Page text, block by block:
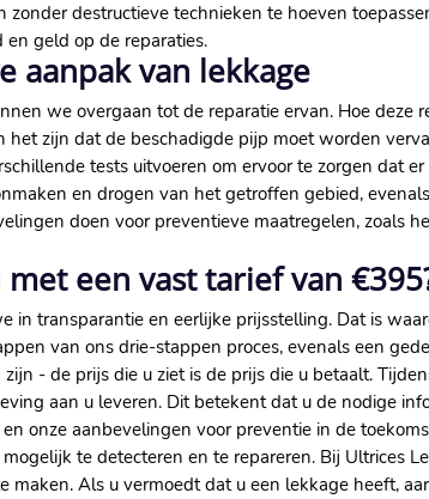
destructieve technieken te hoeven
geld op de reparaties.
aanpak van lekkage
we overgaan tot de reparatie ervan. Hoe
het zijn dat de beschadigde pijp moet worden
tests uitvoeren om ervoor te zorgen dat
en drogen van het getroffen gebied,
doen voor preventieve maatregelen, zoals
een vast tarief van
in transparantie en eerlijke prijsstelling. Dat is
van ons drie-stappen proces, evenals een
- de prijs die u ziet is de prijs die u betaalt.
aan u leveren. Dit betekent dat u de nodige
onze aanbevelingen voor preventie in de
te detecteren en te repareren. Bij Ultrices
maken. Als u vermoedt dat u een lekkage heeft,